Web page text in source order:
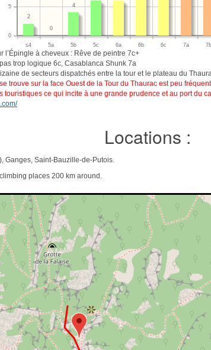
≤4 5a 5b 5c 6a 6b 6c 7a 7b
0
5
4
0
2
l’Épingle à cheveux : Rêve de peintre 7c+
trop logique 6c, Casablanca Shunk 7a
de secteurs dispatchés entre la tour et le plateau du
trouve sur la face Ouest de la Tour du Thaurac est peu
touristiques ce qui incite à une grande prudence et au port du
Locations :
Ganges, Saint-Bauzille-de-Putois.
places 200 km around.